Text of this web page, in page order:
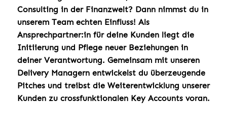
Consulting in der Finanzwelt? Dann nimmst du in
unserem Team echten Einfluss! Als
Ansprechpartner:in für deine Kunden liegt die
Initiierung und Pflege neuer Beziehungen in
deiner Verantwortung. Gemeinsam mit unseren
Delivery Managern entwickelst du überzeugende
Pitches und treibst die Weiterentwicklung unserer
Kunden zu crossfunktionalen Key Accounts voran.